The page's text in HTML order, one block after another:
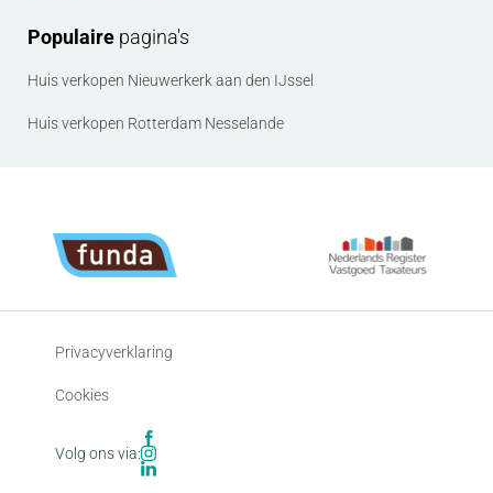
ingepland.
Populaire pagina's
Huis verkopen Nieuwerkerk aan den IJssel
Huis verkopen Rotterdam Nesselande
Privacyverklaring
Cookies
Volg ons via: